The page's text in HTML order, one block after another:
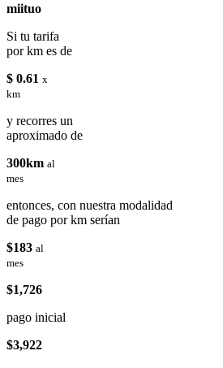
miituo
Si tu tarifa
por km es de
$ 0.61 x
km
y recorres un
aproximado de
300km al
mes
entonces, con nuestra modalidad
de pago por km serían
$183 al
mes
$1,726
pago inicial
$3,922